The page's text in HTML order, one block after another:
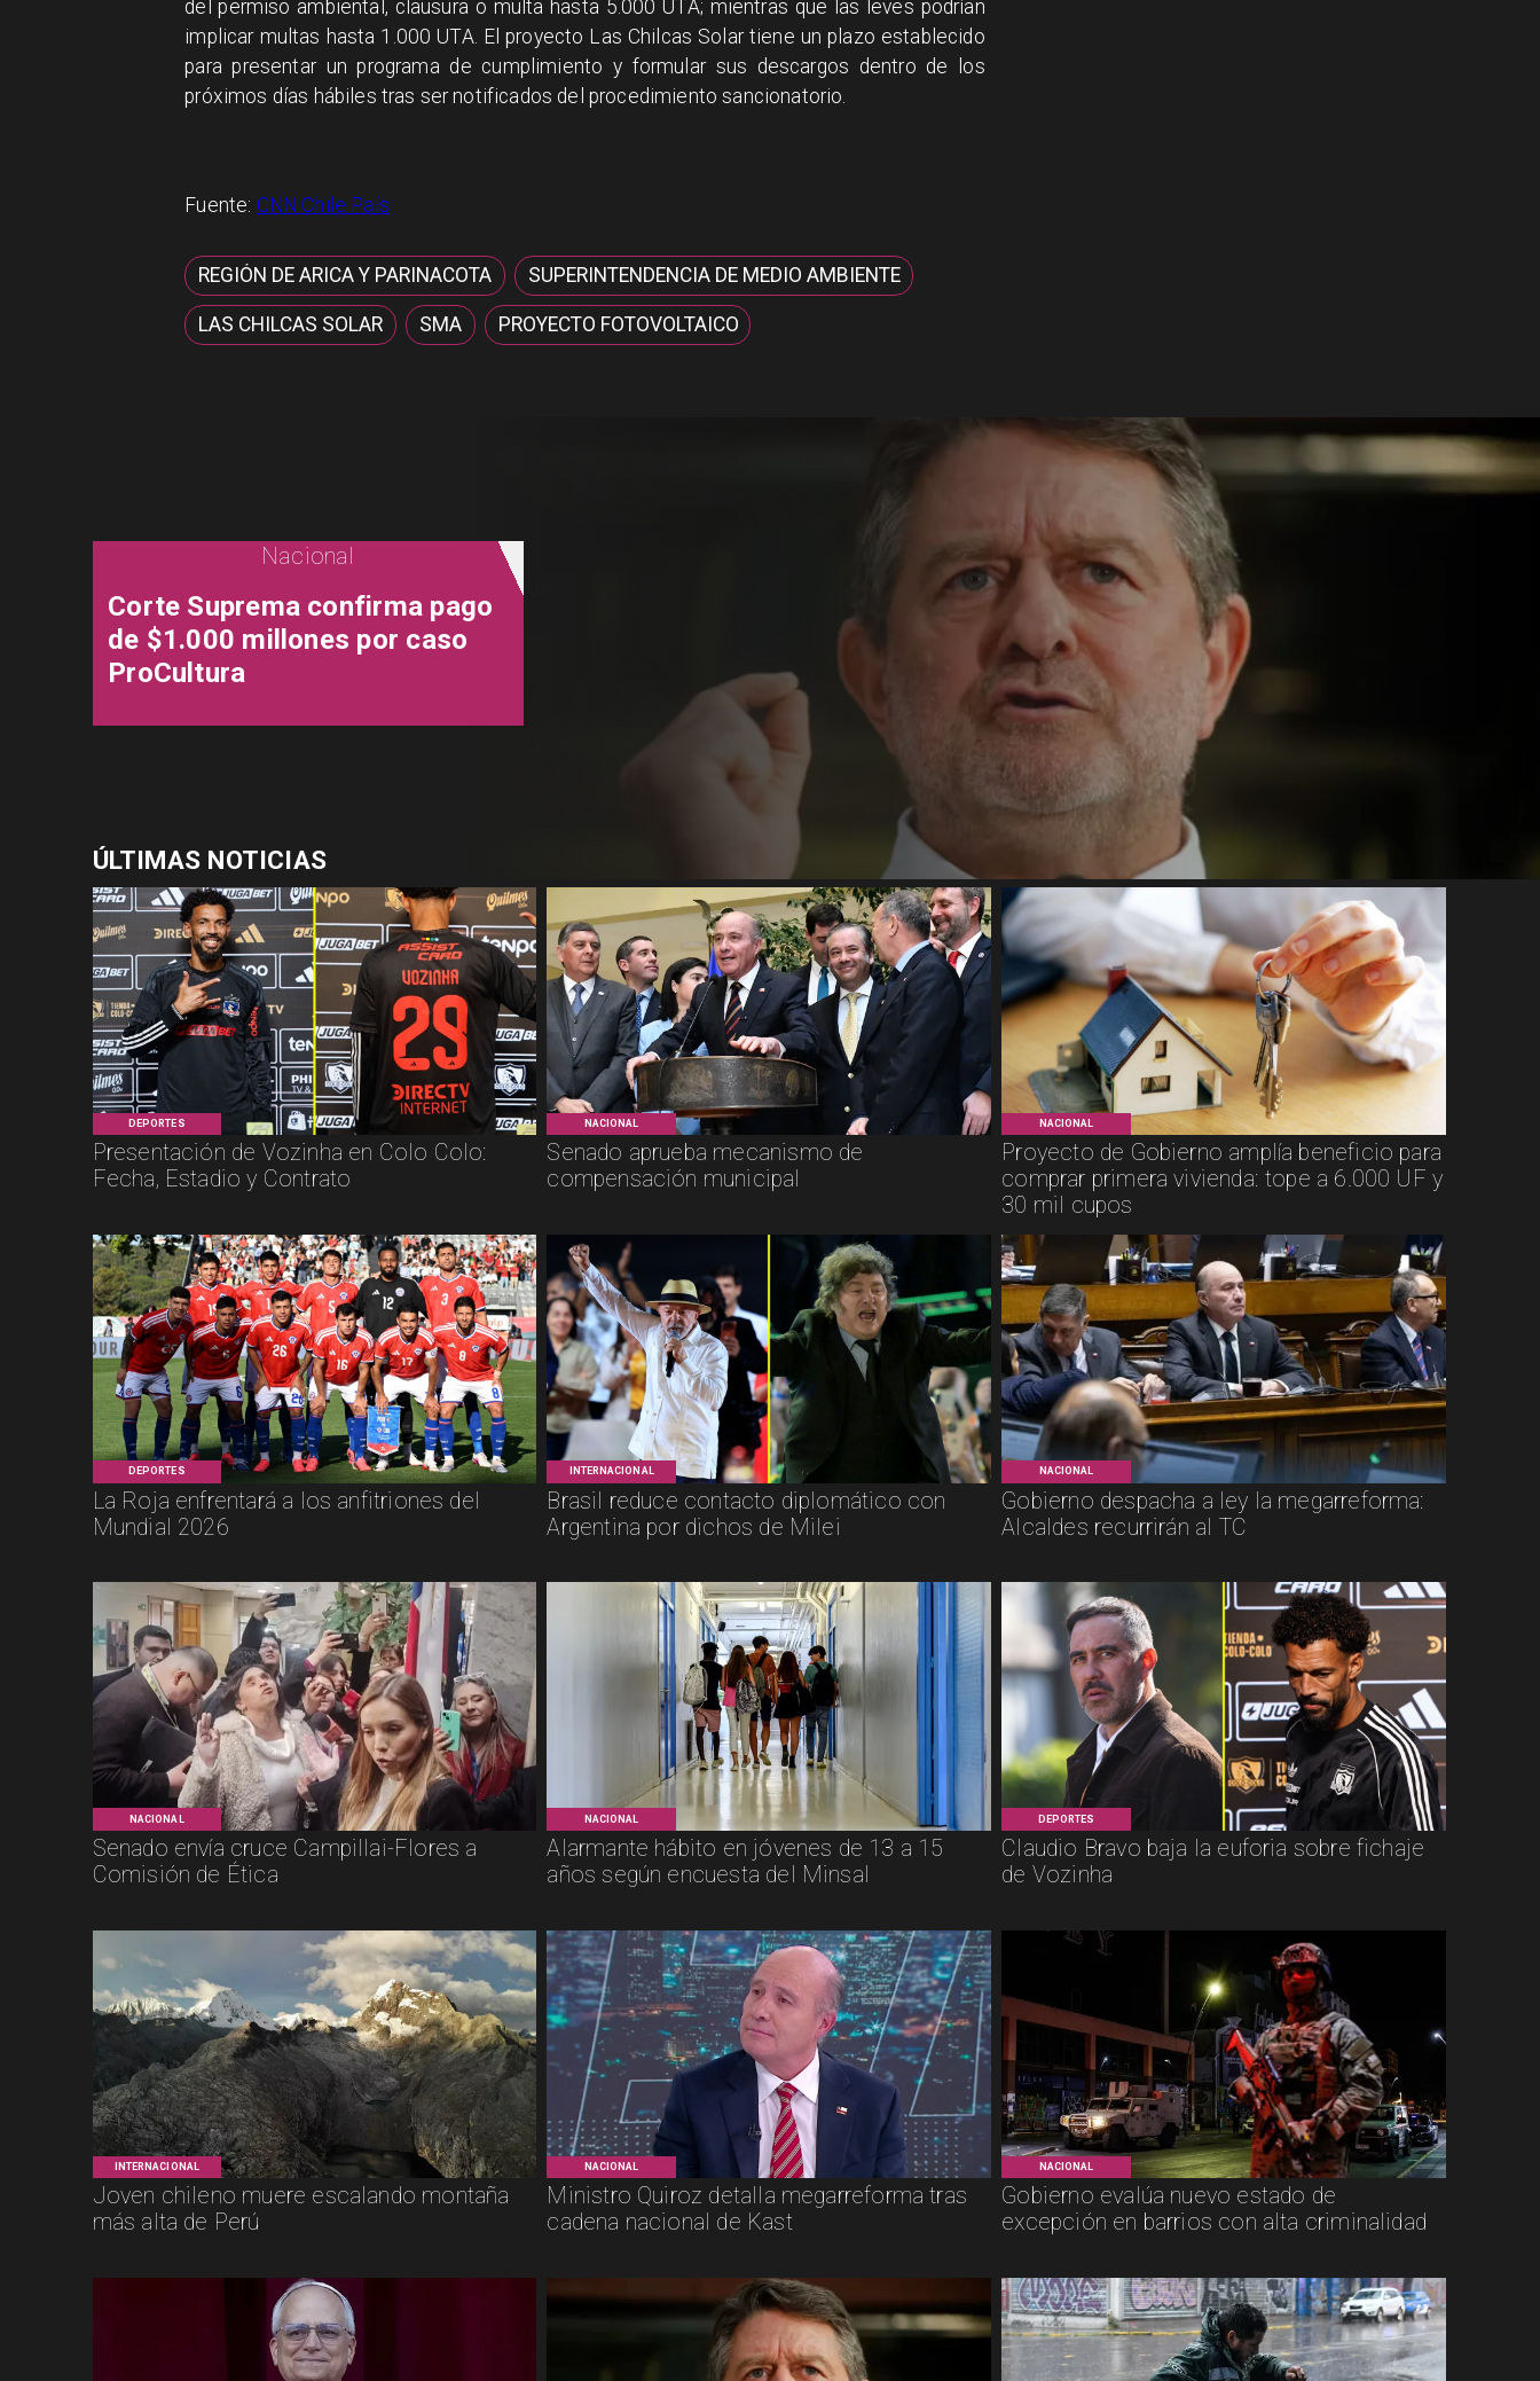
del permiso ambiental, clausura o multa hasta 5.000 UTA; mientras que las leves podrían
implicar multas hasta 1.000 UTA. El proyecto Las Chilcas Solar tiene un plazo establecido
para presentar un programa de cumplimiento y formular sus descargos dentro de los
próximos días hábiles tras ser notificados del procedimiento sancionatorio.
Fuente: CNN Chile País
REGIÓN DE ARICA Y PARINACOTA SUPERINTENDENCIA DE MEDIO AMBIENTE
LAS CHILCAS SOLAR SMA PROYECTO FOTOVOLTAICO
DEPORTES
Presentación de Vozinha en Colo Colo:
Fecha, Estadio y Contrato
NACIONAL
Senado aprueba mecanismo de
compensación municipal
NACIONAL
Proyecto de Gobierno amplía beneficio para
comprar primera vivienda: tope a 6.000 UF y
30 mil cupos
DEPORTES
La Roja enfrentará a los anfitriones del
Mundial 2026
INTERNACIONAL
Brasil reduce contacto diplomático con
Argentina por dichos de Milei
NACIONAL
Gobierno despacha a ley la megarreforma:
Alcaldes recurrirán al TC
NACIONAL
Senado envía cruce Campillai-Flores a
Comisión de Ética
NACIONAL
Alarmante hábito en jóvenes de 13 a 15
años según encuesta del Minsal
DEPORTES
Claudio Bravo baja la euforia sobre fichaje
de Vozinha
INTERNACIONAL
Joven chileno muere escalando montaña
más alta de Perú
NACIONAL
Ministro Quiroz detalla megarreforma tras
cadena nacional de Kast
NACIONAL
Gobierno evalúa nuevo estado de
excepción en barrios con alta criminalidad
Nacional
Corte Suprema confirma pago
de $1.000 millones por caso
ProCultura
ÚLTIMAS NOTICIAS